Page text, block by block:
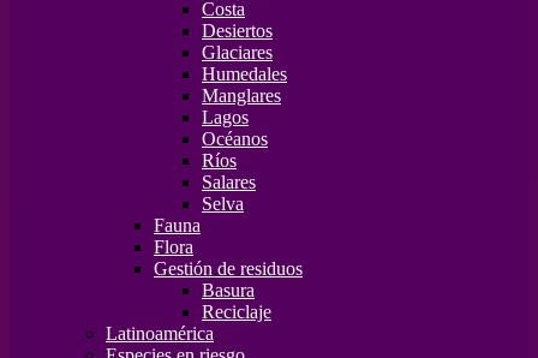
Costa
Desiertos
Glaciares
Humedales
Manglares
Lagos
Océanos
Ríos
Salares
Selva
Fauna
Flora
Gestión de residuos
Basura
Reciclaje
Latinoamérica